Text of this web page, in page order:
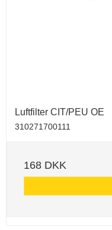
Luftfilter CIT/PEU OE
310271700111
168 DKK